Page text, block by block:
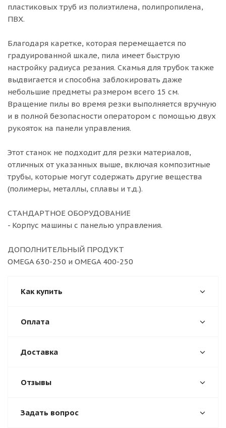
пластиковых труб из полиэтилена, полипропилена,
ПВХ.
Благодаря каретке, которая перемещается по
градуированной шкале, пила имеет быструю
настройку радиуса резания. Скамья для трубок также
выдвигается и способна заблокировать даже
небольшие предметы размером всего 15 см.
Вращение пилы во время резки выполняется вручную
и в полной безопасности оператором с помощью двух
рукояток на панели управления.
Этот станок не подходит для резки материалов,
отличных от указанных выше, включая композитные
трубы, которые могут содержать другие вещества
(полимеры, металлы, сплавы и т.д.).
СТАНДАРТНОЕ ОБОРУДОВАНИЕ
- Корпус машины с панелью управления.
ДОПОЛНИТЕЛЬНЫЙ ПРОДУКТ
OMEGA 630-250 и OMEGA 400-250
Как купить
Оплата
Доставка
Отзывы
Задать вопрос